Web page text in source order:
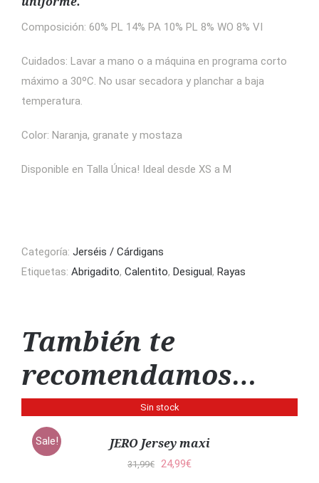
Composición: 60% PL 14% PA 10% PL 8% WO 8% VI
Cuidados: Lavar a mano o a máquina en programa corto
máximo a 30ºC. No usar secadora y planchar a baja
temperatura.
Color: Naranja, granate y mostaza
Disponible en Talla Única! Ideal desde XS a M
Categoría: Jerséis / Cárdigans
Etiquetas: Abrigadito, Calentito, Desigual, Rayas
También te
recomendamos…
Sin stock
Sale! JERO Jersey maxi
31,99€
El
24,99€El